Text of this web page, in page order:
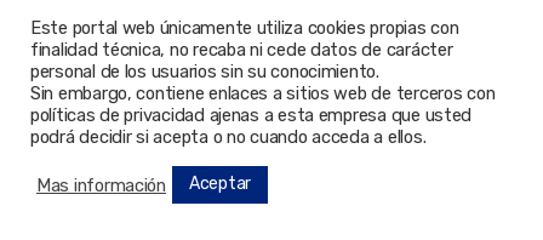
© 2022 Todos los derechos reservados. Delegación de
Nuevas Tecnologías.
Este portal web únicamente utiliza cookies propias con
finalidad técnica, no recaba ni cede datos de carácter
personal de los usuarios sin su conocimiento.
Sin embargo, contiene enlaces a sitios web de terceros con
políticas de privacidad ajenas a esta empresa que usted
podrá decidir si acepta o no cuando acceda a ellos.
Mas información Aceptar